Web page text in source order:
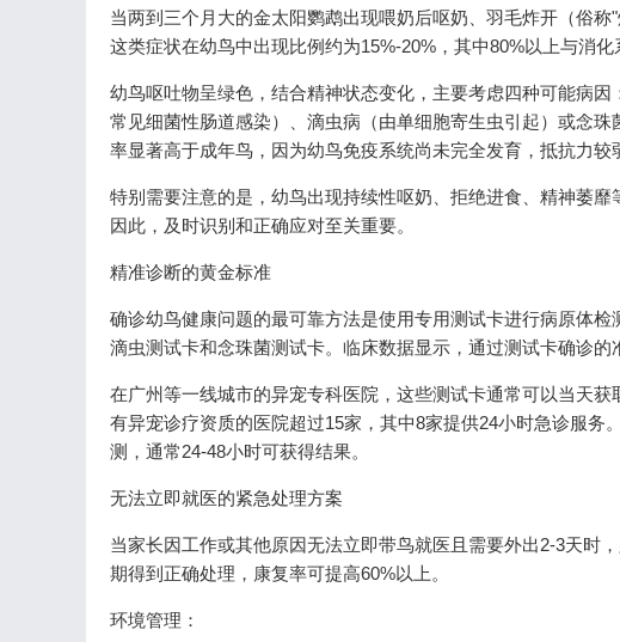
当两到三个月大的金太阳鹦鹉出现喂奶后呕奶、羽毛炸开（俗
这类症状在幼鸟中出现比例约为15%-20%，其中80%以上与消化
幼鸟呕吐物呈绿色，结合精神状态变化，主要考虑四种可能病
常见细菌性肠道感染）、滴虫病（由单细胞寄生虫引起）或念
率显著高于成年鸟，因为幼鸟免疫系统尚未完全发育，抵抗力较
特别需要注意的是，幼鸟出现持续性呕奶、拒绝进食、精神萎
因此，及时识别和正确应对至关重要。
精准诊断的黄金标准
确诊幼鸟健康问题的最可靠方法是使用专用测试卡进行病原体
滴虫测试卡和念珠菌测试卡。临床数据显示，通过测试卡确诊的
在广州等一线城市的异宠专科医院，这些测试卡通常可以当天
有异宠诊疗资质的医院超过15家，其中8家提供24小时急诊服
测，通常24-48小时可获得结果。
无法立即就医的紧急处理方案
当家长因工作或其他原因无法立即带鸟就医且需要外出2-3天时
期得到正确处理，康复率可提高60%以上。
环境管理：